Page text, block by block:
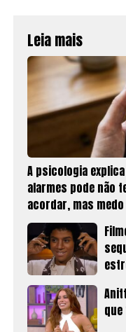
Leia mais
A psicologia
alarmes pode não
acordar, mas
que